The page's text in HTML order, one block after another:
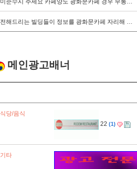
미준수시 주세요 카페양도 광화문카페 경우 무통…
전해드리는 빌딩들이 정보를 광화문카페 자리해 …
메인광고배너
식당/음식
22
1
기타